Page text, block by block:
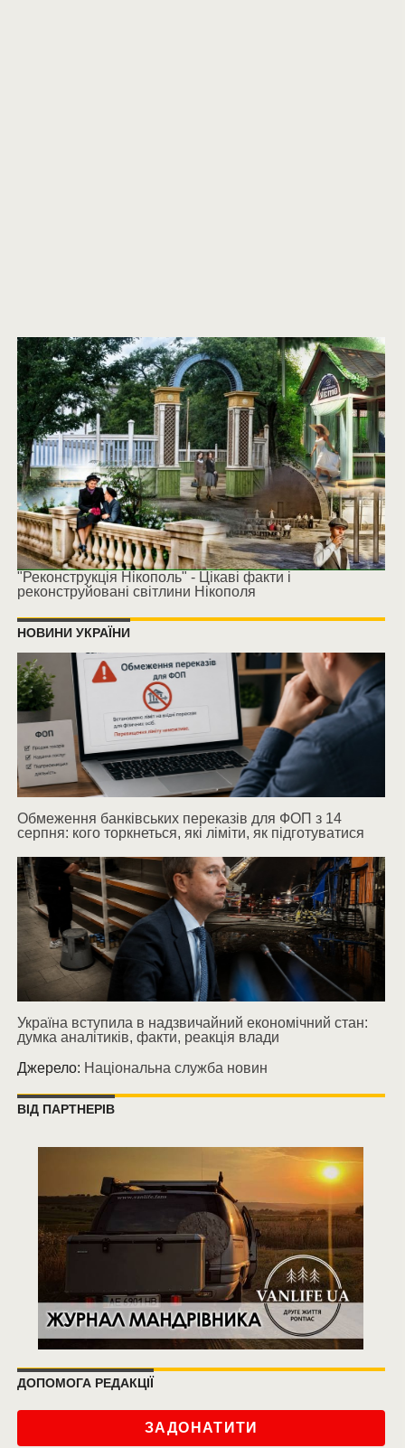
"Реконструкція Нікополь" - Цікаві факти і
реконструйовані світлини Нікополя
НОВИНИ УКРАЇНИ
Обмеження банківських переказів для ФОП з 14
серпня: кого торкнеться, які ліміти, як підготуватися
Україна вступила в надзвичайний економічний стан:
думка аналітиків, факти, реакція влади
Джерело: Національна служба новин
ВІД ПАРТНЕРІВ
ДОПОМОГА РЕДАКЦІЇ
ЗАДОНАТИТИ